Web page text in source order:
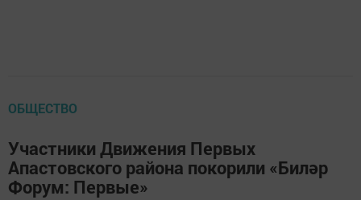
ОБЩЕСТВО
Участники Движения Первых
Апастовского района покорили «Биләр
Форум: Первые»